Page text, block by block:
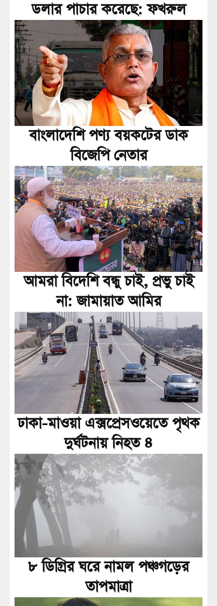
ডলার পাচার করেছে: ফখরুল
বাংলাদেশি পণ্য বয়কটের ডাক
বিজেপি নেতার
আমরা বিদেশি বন্ধু চাই, প্রভু চাই
না: জামায়াত আমির
ঢাকা-মাওয়া এক্সপ্রেসওয়েতে পৃথক
দুর্ঘটনায় নিহত ৪
৮ ডিগ্রির ঘরে নামল পঞ্চগড়ের
তাপমাত্রা